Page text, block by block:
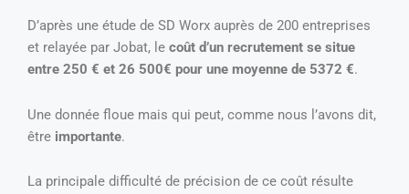
D’après une étude de SD Worx auprès de 200 entreprises
et relayée par Jobat, le coût d’un recrutement se situe
entre 250 € et 26 500€ pour une moyenne de 5372 €.
Une donnée floue mais qui peut, comme nous l’avons dit,
être importante.
La principale difficulté de précision de ce coût résulte